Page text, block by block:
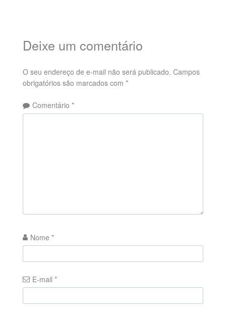
Deixe um comentário
O seu endereço de e-mail não será publicado. Campos
obrigatórios são marcados com *
Comentário *
Nome *
E-mail *